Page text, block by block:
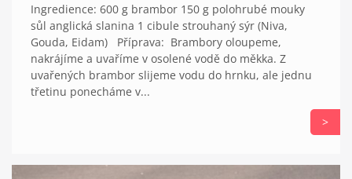
Ingredience: 600 g brambor 150 g polohrubé mouky
sůl anglická slanina 1 cibule strouhaný sýr (Niva,
Gouda, Eidam) Příprava: Brambory oloupeme,
nakrájíme a uvaříme v osolené vodě do měkka. Z
uvařených brambor slijeme vodu do hrnku, ale jednu
třetinu ponecháme v...
>